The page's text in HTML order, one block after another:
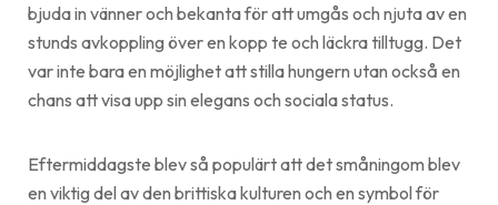
bjuda in vänner och bekanta för att umgås och njuta av en
stunds avkoppling över en kopp te och läckra tilltugg. Det
var inte bara en möjlighet att stilla hungern utan också en
chans att visa upp sin elegans och sociala status.
Eftermiddagste blev så populärt att det småningom blev
en viktig del av den brittiska kulturen och en symbol för